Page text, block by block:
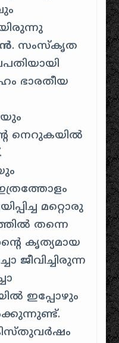
. സംസ്കൃത
ഭാരതീയ
നെറുകയിൽ
മറ്റൊരു
തന്നെ
കൃത്യമായ
ജീവിച്ചിരുന്ന
ഇപ്പോഴും